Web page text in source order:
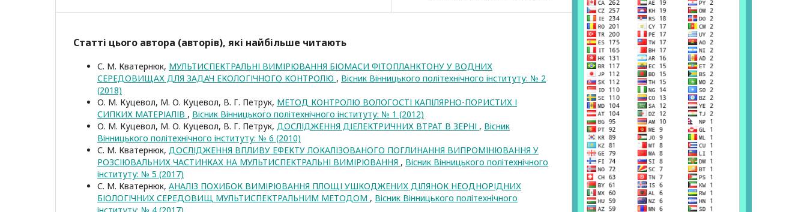
Статті цього автора (авторів), які найбільше читають
С. М. Кватернюк, МУЛЬТИСПЕКТРАЛЬНІ ВИМІРЮВАННЯ БІОМАСИ ФІТОПЛАНКТОНУ У ВОДНИХ
СЕРЕДОВИЩАХ ДЛЯ ЗАДАЧ ЕКОЛОГІЧНОГО КОНТРОЛЮ , Вісник Вінницького політехнічного інституту: № 2
(2018)
О. М. Куцевол, М. О. Куцевол, В. Г. Петрук, МЕТОД КОНТРОЛЮ ВОЛОГОСТІ КАПІЛЯРНО-ПОРИСТИХ І
СИПКИХ МАТЕРІАЛІВ , Вісник Вінницького політехнічного інституту: № 1 (2012)
О. М. Куцевол, М. О. Куцевол, В. Г. Петрук, ДОСЛІДЖЕННЯ ДІЕЛЕКТРИЧНИХ ВТРАТ В ЗЕРНІ , Вісник
Вінницького політехнічного інституту: № 6 (2010)
С. М. Кватернюк, ДОСЛІДЖЕННЯ ВПЛИВУ ЕФЕКТУ ЛОКАЛІЗОВАНОГО ПОГЛИНАННЯ ВИПРОМІНЮВАННЯ У
РОЗСІЮВАЛЬНИХ ЧАСТИНКАХ НА МУЛЬТИСПЕКТРАЛЬНІ ВИМІРЮВАННЯ , Вісник Вінницького політехнічного
інституту: № 5 (2017)
С. М. Кватернюк, АНАЛІЗ ПОХИБОК ВИМІРЮВАННЯ ПЛОЩІ УШКОДЖЕНИХ ДІЛЯНОК НЕОДНОРІДНИХ
БІОЛОГІЧНИХ СЕРЕДОВИЩ МУЛЬТИСПЕКТРАЛЬНИМ МЕТОДОМ , Вісник Вінницького політехнічного